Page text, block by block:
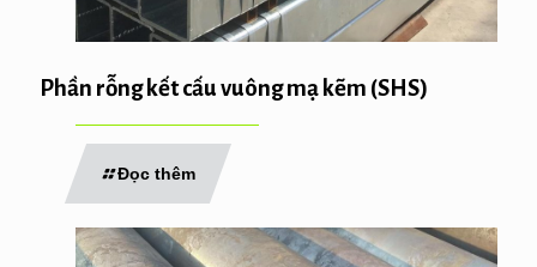
Phần rỗng kết cấu vuông mạ kẽm (SHS)
Đọc thêm